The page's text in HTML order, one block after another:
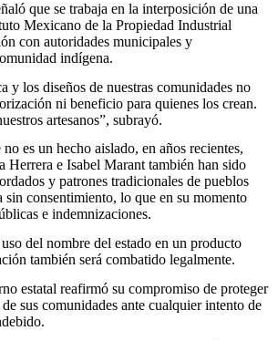
que se trabaja en la interposición de una
Mexicano de la Propiedad Industrial
con autoridades municipales y
indígena.
y los diseños de nuestras comunidades no
ni beneficio para quienes los crean.
artesanos”, subrayó.
no es un hecho aislado, en años recientes,
Herrera e Isabel Marant también han sido
y patrones tradicionales de pueblos
sin consentimiento, lo que en su momento
e indemnizaciones.
del nombre del estado en un producto
también será combatido legalmente.
estatal reafirmó su compromiso de proteger
sus comunidades ante cualquier intento de